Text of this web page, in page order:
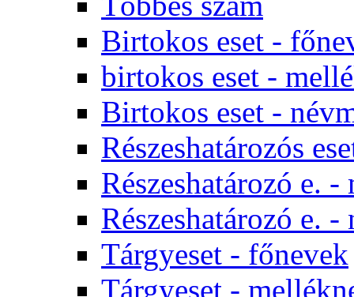
Birtokos eset -
birtokos eset -
Birtokos eset -
Részeshatározós
Részeshatározó e.
Részeshatározó e. -
Tárgyeset - főnevek
Tárgyeset -